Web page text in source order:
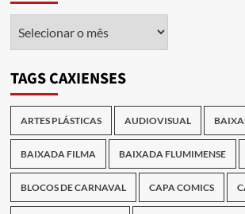
TAGS CAXIENSES
ARTES PLÁSTICAS AUDIOVISUAL
BAIXADA FILMA BAIXADA FLUMIMENSE
BLOCOS DE CARNAVAL CAPA COMICS